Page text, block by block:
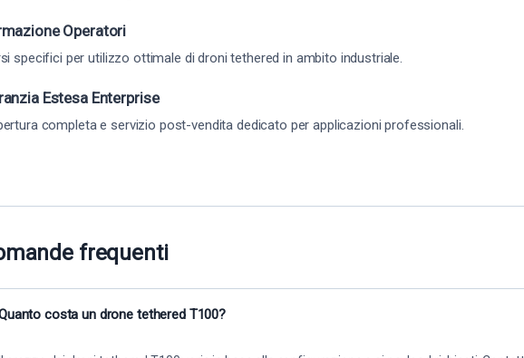
Operatori
specifici per utilizzo ottimale di droni tethered in ambito industriale.
Estesa Enterprise
completa e servizio post-vendita dedicato per applicazioni professionali.
frequenti
costa un drone tethered T100?